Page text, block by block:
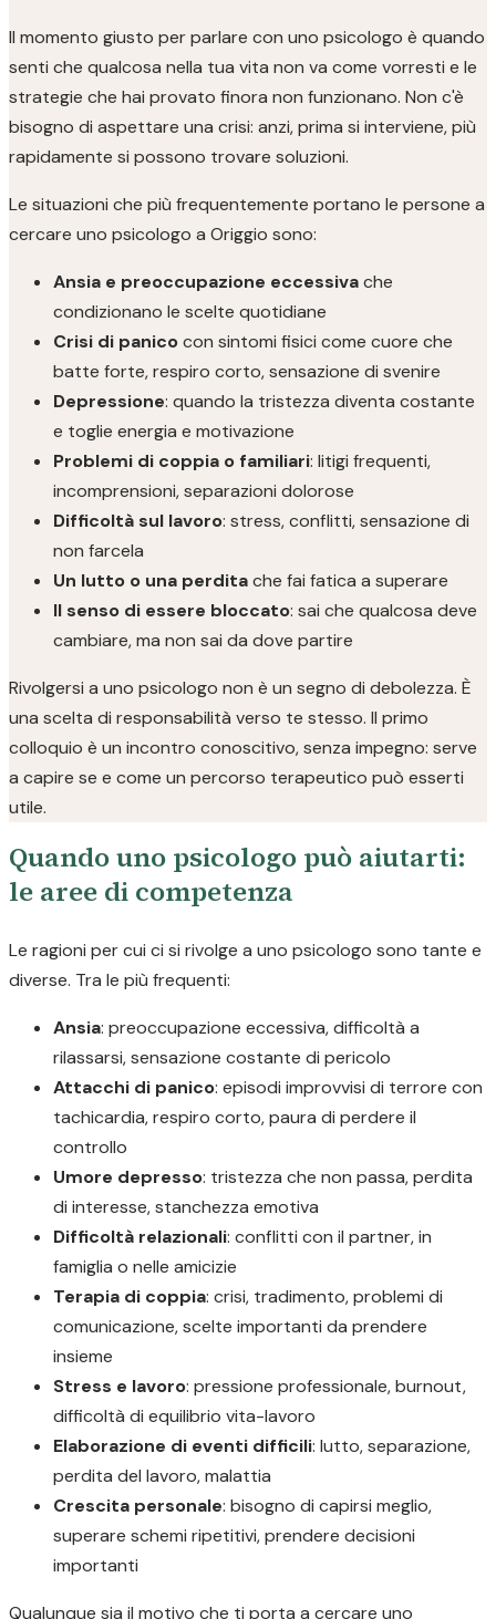
Il momento giusto per parlare con uno psicologo è quando
senti che qualcosa nella tua vita non va come vorresti e le
strategie che hai provato finora non funzionano. Non c'è
bisogno di aspettare una crisi: anzi, prima si interviene, più
rapidamente si possono trovare soluzioni.
Le situazioni che più frequentemente portano le persone a
cercare uno psicologo a Origgio sono:
Ansia e preoccupazione eccessivache
condizionano le scelte quotidiane
Crisi di panicocon sintomi fisici come cuore che
batte forte, respiro corto, sensazione di svenire
Depressione: quando la tristezza diventa costante
e toglie energia e motivazione
Problemi di coppia o familiari: litigi frequenti,
incomprensioni, separazioni dolorose
Difficoltà sul lavoro: stress, conflitti, sensazione di
non farcela
Un lutto o una perditache fai fatica a superare
Il senso di essere bloccato: sai che qualcosa deve
cambiare, ma non sai da dove partire
Rivolgersi a uno psicologo non è un segno di debolezza. È
una scelta di responsabilità verso te stesso. Il primo
colloquio è un incontro conoscitivo, senza impegno: serve
a capire se e come un percorso terapeutico può esserti
utile.
Quando uno psicologo può aiutarti:
le aree di competenza
Le ragioni per cui ci si rivolge a uno psicologo sono tante e
diverse. Tra le più frequenti:
Ansia: preoccupazione eccessiva, difficoltà a
rilassarsi, sensazione costante di pericolo
Attacchi di panico: episodi improvvisi di terrore con
tachicardia, respiro corto, paura di perdere il
controllo
Umore depresso: tristezza che non passa, perdita
di interesse, stanchezza emotiva
Difficoltà relazionali: conflitti con il partner, in
famiglia o nelle amicizie
Terapia di coppia: crisi, tradimento, problemi di
comunicazione, scelte importanti da prendere
insieme
Stress e lavoro: pressione professionale, burnout,
difficoltà di equilibrio vita-lavoro
Elaborazione di eventi difficili: lutto, separazione,
perdita del lavoro, malattia
Crescita personale: bisogno di capirsi meglio,
superare schemi ripetitivi, prendere decisioni
importanti
Qualunque sia il motivo che ti porta a cercare uno